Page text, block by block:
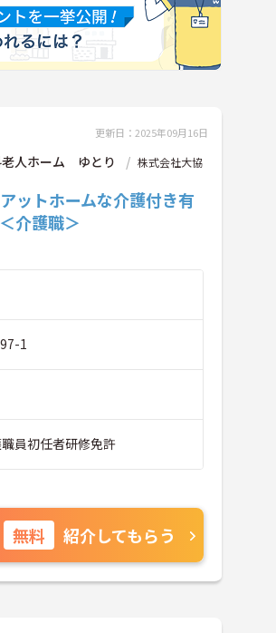
更新日：2025年09月16日
老人ホーム ゆとり
株式会社大協
ットホームな介護付き有
介護職＞
1
員初任者研修免許
無料 紹介してもらう